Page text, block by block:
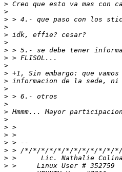
>
>
>
>
>
>
>
>
>
>
>
>
>
>
>
>
>
>
>
>
>
>